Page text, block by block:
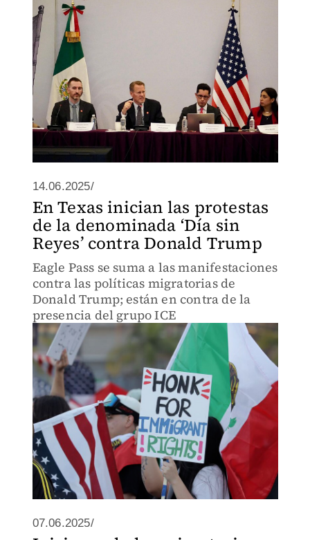
14.06.2025/
En Texas inician las protestas
de la denominada ‘Día sin
Reyes’ contra Donald Trump
Eagle Pass se suma a las manifestaciones
contra las políticas migratorias de
Donald Trump; están en contra de la
presencia del grupo ICE
07.06.2025/